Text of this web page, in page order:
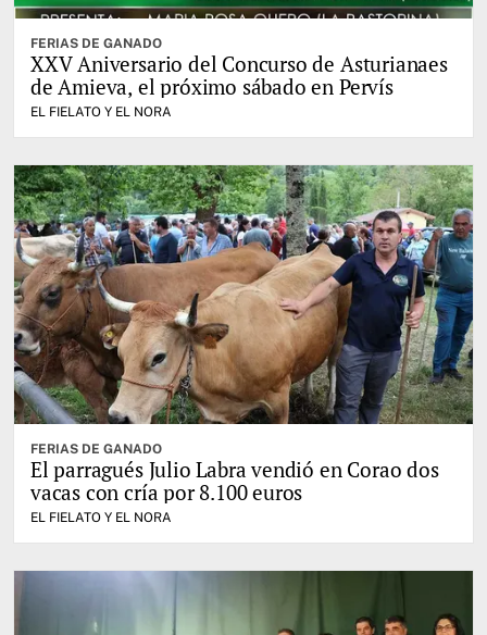
FERIAS DE GANADO
XXV Aniversario del Concurso de Asturianaes
de Amieva, el próximo sábado en Pervís
EL FIELATO Y EL NORA
FERIAS DE GANADO
El parragués Julio Labra vendió en Corao dos
vacas con cría por 8.100 euros
EL FIELATO Y EL NORA